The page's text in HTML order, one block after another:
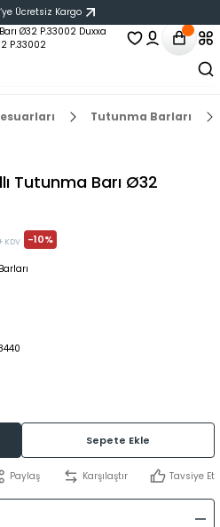
Ücretsiz Kargo
Tutunma Barları
Tutunma Barı Ø32
KDV -10%
Sepete Ekle
Paylaş Karşılaştır Tavsiye Et